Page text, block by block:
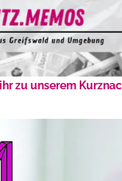
zu unserem